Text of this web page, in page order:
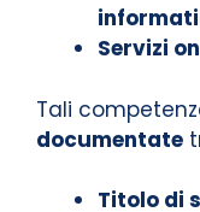
Servizi
Tali
documentate
Titolo di